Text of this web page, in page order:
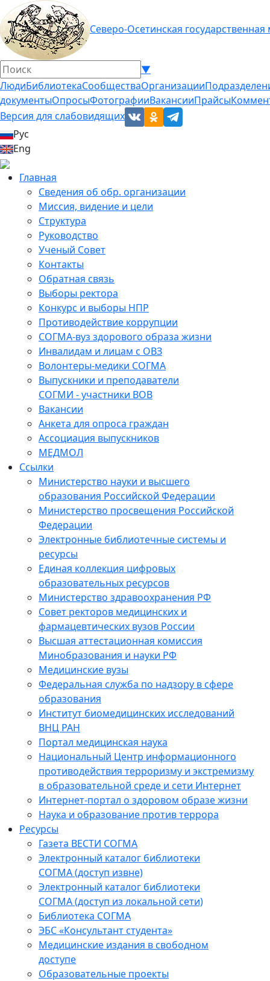
Северо-Осетинская
▼
ЛюдиБиблиотекаСообществаОрганизации
документыОпросыФотографииВакансииПрайсы
Версия для слабовидящих
Рус
Eng
Главная
Сведения об обр. организации
Миссия, видение и цели
Структура
Руководство
Ученый Совет
Контакты
Обратная связь
Выборы ректора
Конкурс и выборы НПР
Противодействие коррупции
СОГМА-вуз здорового образа жизни
Инвалидам и лицам с ОВЗ
Волонтеры-медики СОГМА
Выпускники и преподаватели
СОГМИ - участники ВОВ
Вакансии
Анкета для опроса граждан
Ассоциация выпускников
МЕДМОЛ
Ссылки
Министерство науки и высшего
образования Российской Федерации
Министерство просвещения Российской
Федерации
Электронные библиотечные системы и
ресурсы
Единая коллекция цифровых
образовательных ресурсов
Министерство здравоохранения РФ
Совет ректоров медицинских и
фармацевтических вузов России
Высшая аттестационная комиссия
Минобразования и науки РФ
Медицинские вузы
Федеральная служба по надзору в сфере
образования
Институт биомедицинских исследований
ВНЦ РАН
Портал медицинская наука
Национальный Центр информационного
противодействия терроризму и экстремизму
в образовательной среде и сети Интернет
Интернет-портал о здоровом образе жизни
Наука и образование против террора
Ресурсы
Газета ВЕСТИ СОГМА
Электронный каталог библиотеки
СОГМА (доступ извне)
Электронный каталог библиотеки
СОГМА (доступ из локальной сети)
Библиотека СОГМА
ЭБС «Консультант студента»
Медицинские издания в свободном
доступе
Образовательные проекты